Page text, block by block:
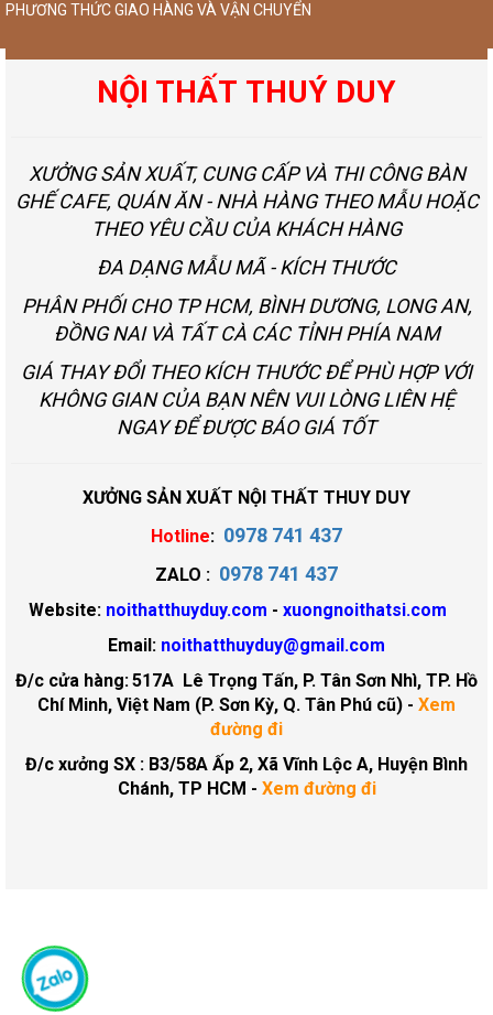
PHƯƠNG THỨC GIAO HÀNG VÀ VẬN CHUYỂN
NỘI THẤT THUÝ DUY
XƯỞNG SẢN XUẤT, CUNG CẤP VÀ THI CÔNG BÀN
GHẾ CAFE, QUÁN ĂN - NHÀ HÀNG THEO MẪU HOẶC
THEO YÊU CẦU CỦA KHÁCH HÀNG
ĐA DẠNG MẪU MÃ - KÍCH THƯỚC
PHÂN PHỐI CHO TP HCM, BÌNH DƯƠNG, LONG AN,
ĐỒNG NAI VÀ TẤT CÀ CÁC TỈNH PHÍA NAM
GIÁ THAY ĐỔI THEO KÍCH THƯỚC ĐỂ PHÙ HỢP VỚI
KHÔNG GIAN CỦA BẠN NÊN VUI LÒNG LIÊN HỆ
NGAY ĐỂ ĐƯỢC BÁO GIÁ TỐT
XƯỞNG SẢN XUẤT NỘI THẤT THUY DUY
Hotline: 0978 741 437
ZALO : 0978 741 437
Website: noithatthuyduy.com - xuongnoithatsi.com
Email: noithatthuyduy@gmail.com
Đ/c cửa hàng:517A Lê Trọng Tấn, P. Tân Sơn Nhì, TP. Hồ
Chí Minh, Việt Nam (P. Sơn Kỳ, Q. Tân Phú cũ) - Xem
đường đi
Đ/c xưởng SX : B3/58A Ấp 2, Xã Vĩnh Lộc A, Huyện Bình
Chánh, TP HCM - Xem đường đi